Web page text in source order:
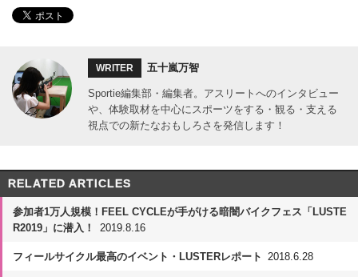
WRITER 五十嵐万智
Sportie編集部・編集者。アスリートへのインタビュー
や、体験取材を中心にスポーツをする・観る・支える
視点での新たなおもしろさを発信します！
RELATED ARTICLES
参加者1万人規模！FEEL CYCLEが手がける暗闇バイクフェス「LUSTE
R2019」に潜入！
2019.8.16
フィールサイクル最高のイベント・LUSTERレポート 2018.6.28